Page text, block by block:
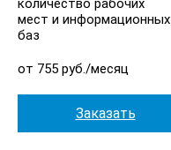
количество рабочих
мест и информационных
баз
от 755 руб./месяц
Заказать